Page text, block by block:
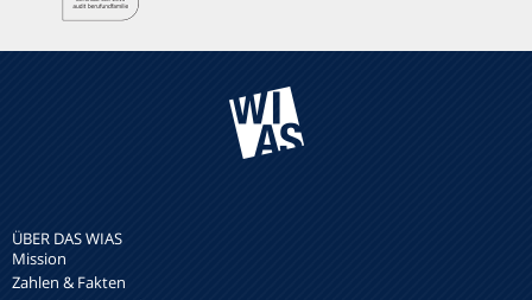
ÜBER DAS WIAS
Mission
Zahlen & Fakten